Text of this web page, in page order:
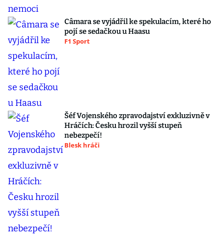
Câmara se vyjádřil ke spekulacím, které ho
pojí se sedačkou u Haasu
F1 Sport
Šéf Vojenského zpravodajství exkluzivně v
Hráčích: Česku hrozil vyšší stupeň
nebezpečí!
Blesk hráči